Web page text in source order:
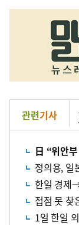
관련기사
日 “위안
정의용, 일
접점 못 찾
1일 한일